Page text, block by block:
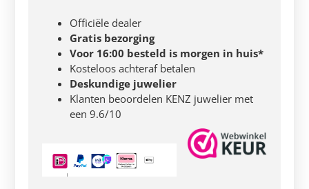
Officiële dealer
Gratis bezorging
Voor 16:00 besteld is morgen in huis*
Kosteloos achteraf betalen
Deskundige juwelier
Klanten beoordelen KENZ juwelier met
een 9.6/10